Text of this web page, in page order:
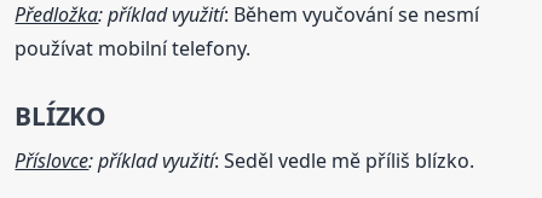
Předložka: příklad využití: Během vyučování se nesmí
používat mobilní telefony.
BLÍZKO
Příslovce: příklad využití: Seděl vedle mě příliš blízko.